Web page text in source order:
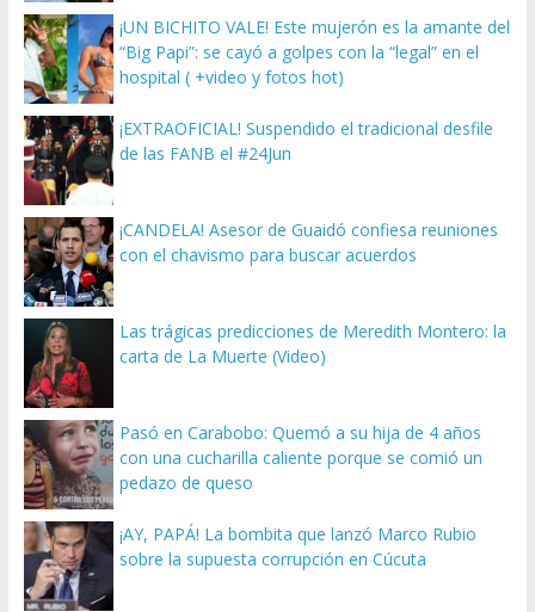
¡UN BICHITO VALE! Este mujerón es la amante del
“Big Papi”: se cayó a golpes con la “legal” en el
hospital ( +video y fotos hot)
¡EXTRAOFICIAL! Suspendido el tradicional desfile
de las FANB el #24Jun
¡CANDELA! Asesor de Guaidó confiesa reuniones
con el chavismo para buscar acuerdos
Las trágicas predicciones de Meredith Montero: la
carta de La Muerte (Video)
Pasó en Carabobo: Quemó a su hija de 4 años
con una cucharilla caliente porque se comió un
pedazo de queso
¡AY, PAPÁ! La bombita que lanzó Marco Rubio
sobre la supuesta corrupción en Cúcuta